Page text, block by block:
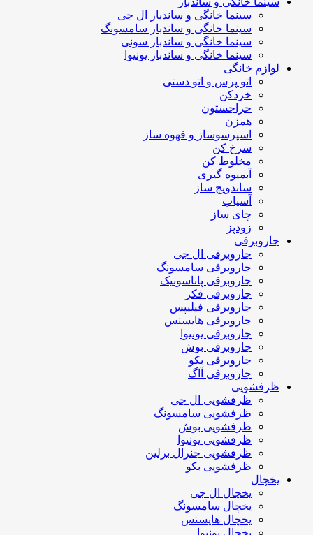
سینما خانگی و ساندبار ال جی
سینما خانگی و ساندبار سامسونگ
سینما خانگی و ساندبار سونی
سینما خانگی و ساندبار یونیوا
لوازم خانگی
اتو پرس و اتو دستی
خردکن
حراجستون
همزن
اسپرسوساز و قهوه ساز
سرخ کن
مخلوط کن
آبمیوه گیری
ساندویچ ساز
آسیاب
چای ساز
زودپز
جاروبرقی
جاروبرقی ال جی
جاروبرقی سامسونگ
جاروبرقی پاناسونیک
جاروبرقی فکر
جاروبرقی فیلیپس
جاروبرقی هایسنس
جاروبرقی یونیوا
جاروبرقی بوش
جاروبرقی بکو
جاروبرقی آاگ
ظرفشویی
ظرفشویی ال جی
ظرفشویی سامسونگ
ظرفشویی بوش
ظرفشویی یونیوا
ظرفشویی جنرال برلین
ظرفشویی بکو
یخچال
یخچال ال جی
یخچال سامسونگ
یخچال هایسنس
یخچال یونیوا